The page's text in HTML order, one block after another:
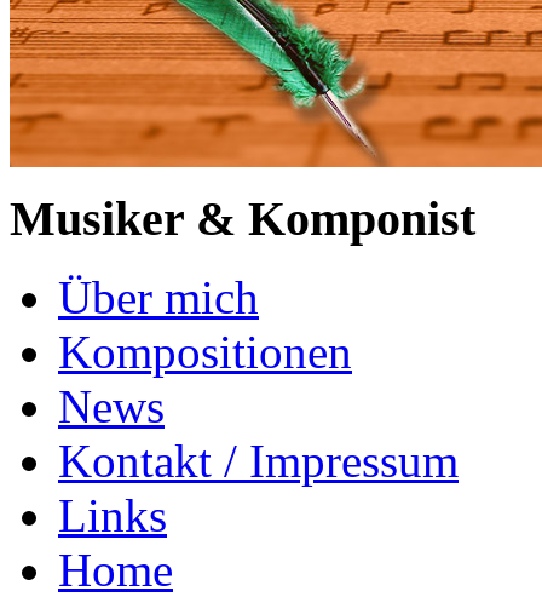
Musiker & Komponist
Über mich
Kompositionen
News
Kontakt / Impressum
Links
Home